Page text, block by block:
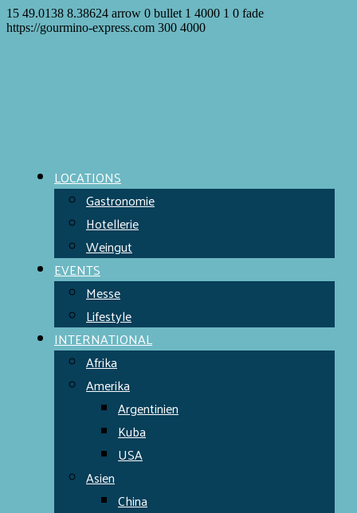
15 49.0138 8.38624 arrow 0 bullet 1 4000 1 0 fade
https://gourmino-express.com 300 4000
LOCATIONS
Gastronomie
Hotellerie
Weingut
EVENTS
Messe
Lifestyle
INTERNATIONAL
Afrika
Amerika
Argentinien
Kuba
USA
Asien
China